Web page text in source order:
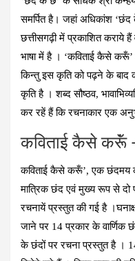
समर्पित है। जहां अधिकांश
छत्तीसगढ़ी में प्रकाशित कराये हैं
भाषा में है । ‘कविताई कैसे करूँ’
किन्तु इस कृति को पढ़ने के बाद
कृति है । शब्द सौष्‍ठव,
कर रहें हैं कि रचनाकार एक
कविताई कैसे करूॅं
कविताई कैसे करूँ’, एक छंदमय
मात्रिक छंद एवं मुख्य रूप से दो
रचनायें प्रस्तुत की गई है
जाने पर 14 प्रकार के वार्णिक
के छंदों पर रचना प्रस्तुत है ।